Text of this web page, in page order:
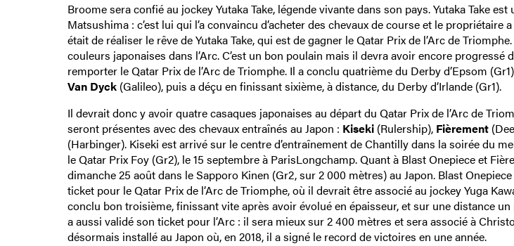
Broome sera confié au jockey Yutaka Take, légende vivante dans son pays. Yutaka Take
Matsushima : c’est lui qui l’a convaincu d’acheter des chevaux de course et le propriétaire
était de réaliser le rêve de Yutaka Take, qui est de gagner le Qatar Prix de l’Arc de
couleurs japonaises dans l’Arc. C’est un bon poulain mais il devra avoir encore progressé
remporter le Qatar Prix de l’Arc de Triomphe. Il a conclu quatrième du Derby d’Epsom
Van Dyck(Galileo), puis a déçu en finissant sixième, à distance, du Derby d’Irlande (Gr1).
Il devrait donc y avoir quatre casaques japonaises au départ du Qatar Prix de l’Arc de
seront présentes avec des chevaux entraînés au Japon : Kiseki(Rulership), Fièrement
(Harbinger). Kiseki est arrivé sur le centre d’entraînement de Chantilly dans la soirée du
le Qatar Prix Foy (Gr2), le 15 septembre à ParisLongchamp. Quant à Blast Onepiece et
dimanche 25 août dans le Sapporo Kinen (Gr2, sur 2 000 mètres) au Japon. Blast
ticket pour le Qatar Prix de l’Arc de Triomphe, où il devrait être associé au jockey Yuga
conclu bon troisième, finissant vite après avoir évolué en épaisseur, et sur une distance
a aussi validé son ticket pour l’Arc : il sera mieux sur 2 400 mètres et sera associé à
désormais installé au Japon où, en 2018, il a signé le record de victoires en une année.